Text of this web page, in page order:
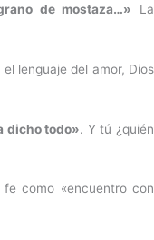
de mostaza…» La
el lenguaje del amor, Dios
dicho todo». Y tú ¿quién
fe como «encuentro con